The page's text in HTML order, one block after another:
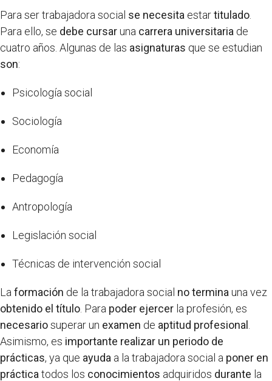
Para ser trabajadora social se necesita estartitulado
Para ello, se debe cursaruna carrera universitaria de
cuatro años. Algunas de las asignaturas que se estudian
son:
Psicología social
Sociología
Economía
Pedagogía
Antropología
Legislación social
Técnicas de intervención social
La formación de la trabajadora social no termina una vez
obtenido el título . Para poder ejercer la profesión, es
necesariosuperar un examen de aptitud profesional
Asimismo, es importante realizar un periodo de
prácticas, ya que ayuda a la trabajadora social a poner en
práctica todos los conocimientos adquiridos durante la